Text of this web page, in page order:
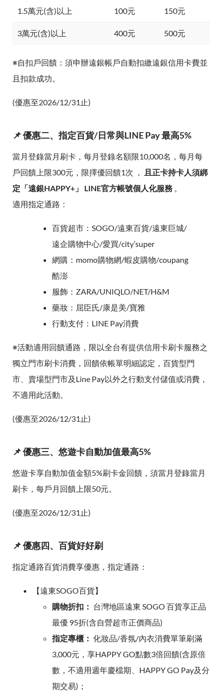
1.5萬元(含)以上 100元 150元
3萬元(含)以上 400元 500元
※自扣戶回饋：須申辦遠銀帳戶自動扣繳遠銀信用卡費並
且扣款成功。
(優惠至2026/12/31止)
📌 優惠二、指定百貨/日常與LINE Pay 最高5%
當月登錄當月刷卡，每月登錄名額限10,000名，每月每
戶回饋上限300元，限擇優回饋1次 ，
且正卡持卡人須綁
定「遠銀HAPPY+」 LINE官方帳號個人化服務 。
適用指定通路：
百貨超市：SOGO/遠東百貨/遠東巨城/
遠企購物中心/愛買/city’super
網購：momo購物網/蝦皮購物/coupang
酷澎
服飾：ZARA/UNIQLO/NET/H&M
藥妝：屈臣氏/康是美/寶雅
行動支付：LINE Pay消費
※活動適用回饋通路，限以全台有提供信用卡刷卡服務之
獨立門市刷卡消費，回饋依帳單明細認定，百貨型門
市、賣場型門市及Line Pay以外之行動支付儲值或消費，
不適用此活動。
(優惠至2026/12/31止)
📌 優惠三、悠遊卡自動加值最高5%
悠遊卡享自動加值金額5%刷卡金回饋，須當月登錄當月
刷卡，每戶月回饋上限50元。
(優惠至2026/12/31止)
📌 優惠四、百貨好好刷
指定通路百貨消費享優惠，指定通路：
【遠東SOGO百貨】
購物折扣： 台灣地區遠東 SOGO 百貨享正品
最優 95折(含自營超市正價商品)
指定專櫃： 化妝品/香氛/內衣消費單筆刷滿
3,000元，享HAPPY GO點數3倍回饋(含原倍
數，不適用週年慶檔期、HAPPY GO Pay及分
期交易)；